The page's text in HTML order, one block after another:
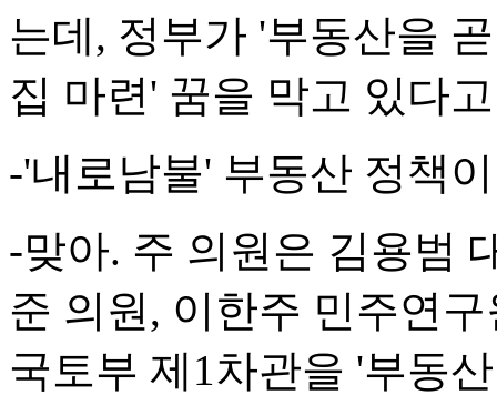
는데, 정부가 '부동산을
집 마련' 꿈을 막고 있다
-'내로남불' 부동산 정책
-맞아. 주 의원은 김용범
준 의원, 이한주 민주연
국토부 제1차관을 '부동